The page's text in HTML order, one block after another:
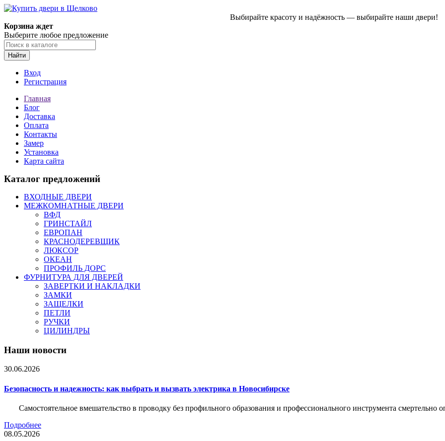
Выбирайте красоту и надёжность — выбирайте наши двери!
Корзина ждет
Выберите любое предложение
Найти
Вход
Регистрация
Главная
Блог
Доставка
Оплата
Контакты
Замер
Установка
Карта сайта
Каталог предложений
ВХОДНЫЕ ДВЕРИ
МЕЖКОМНАТНЫЕ ДВЕРИ
ВФД
ГРИНСТАЙЛ
ЕВРОПАН
КРАСНОДЕРЕВЩИК
ЛЮКСОР
ОКЕАН
ПРОФИЛЬ ДОРС
ФУРНИТУРА ДЛЯ ДВЕРЕЙ
ЗАВЕРТКИ И НАКЛАДКИ
ЗАМКИ
ЗАЩЕЛКИ
ПЕТЛИ
РУЧКИ
ЦИЛИНДРЫ
Наши новости
30.06.2026
Безопасность и надежность: как выбрать и вызвать электрика в Новосибирске
Самостоятельное вмешательство в проводку без профильного образования и профессионального инструмента смертельно
Подробнее
08.05.2026